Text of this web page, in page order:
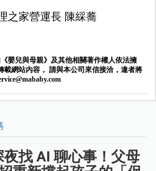
之家營運長 陳綵蕎
嬰兒與母親》及其他相關著作權人依法擁
載網站內容， 請與本公司來信接洽，違者將
找 AI 聊心事！父母